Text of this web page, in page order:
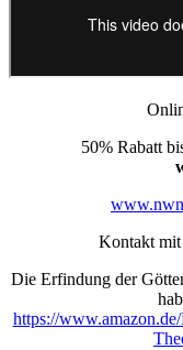
50% Rabatt
Kontakt
Die Erfindung der
https://